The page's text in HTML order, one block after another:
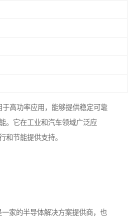
于高功率应用，能够提供稳定可靠
。它在工业和汽车领域广泛应
和节能提供支持。
家的半导体解决方案提供商，也